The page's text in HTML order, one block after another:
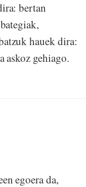
bertan
hauek dira:
gehiago.
egoera da,